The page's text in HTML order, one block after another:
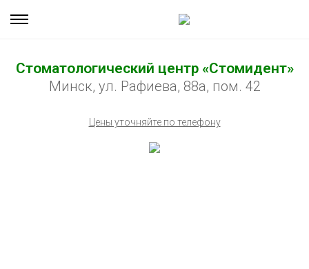
Стоматологический центр «Стомидент»
Минск, ул. Рафиева, 88а, пом. 42
Цены уточняйте по телефону